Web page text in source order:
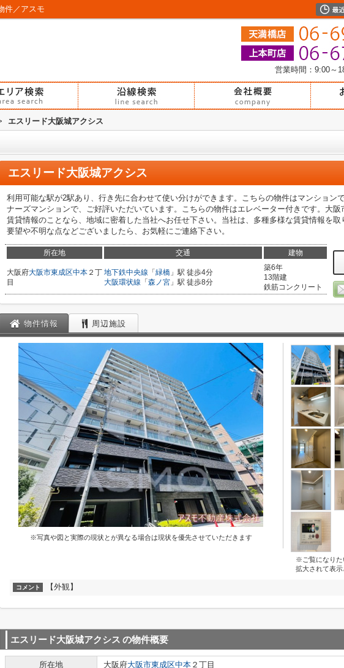
件／アスモ
営業時間：9:00～
エスリード大阪城アクシス
エスリード大阪城アクシス
利用可能な駅が2駅あり、行き先に合わせて使い分けができます。こちらの物件はマンション
ナーズマンションで、ご好評いただいています。こちらの物件はエレベーター付きです。大阪
賃貸情報のことなら、地域に密着した当社へお任せ下さい。当社は、多種多様な賃貸情報を
要望や不明な点などございましたら、お気軽にご連絡下さい。
所在地 交通 建物
大阪府大阪市東成区中本 ２丁
目
地下鉄中央線 「 緑橋 」駅 徒歩4分
大阪環状線 「 森ノ宮 」駅 徒歩8分
築6年
13階建
鉄筋コンクリート
物件情報 周辺施設
※写真や図と実際の現状とが異なる場合は現状を優先させていただきます
※ご覧になりた
拡大されて表示
コメント 【外観】
エスリード大阪城アクシス の物件概要
所在地 大阪府大阪市東成区中本 ２丁目